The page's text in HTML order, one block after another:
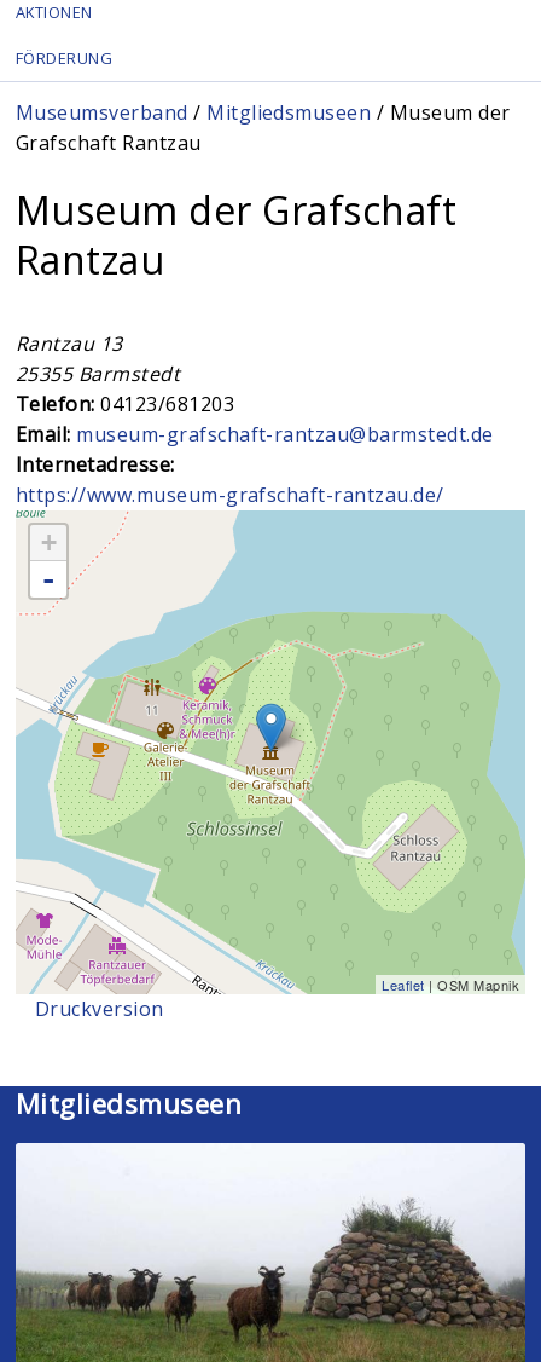
AKTIONEN
FÖRDERUNG
Sie sind hier
Museumsverband / Mitgliedsmuseen / Museum der
Grafschaft Rantzau
Museum der Grafschaft
Rantzau
Rantzau 13
25355 Barmstedt
Telefon:04123/681203
Email: museum-grafschaft-rantzau@barmstedt.de
Internetadresse:
https://www.museum-grafschaft-rantzau.de/
+
-
Leaflet | OSM Mapnik
Druckversion
Mitgliedsmuseen